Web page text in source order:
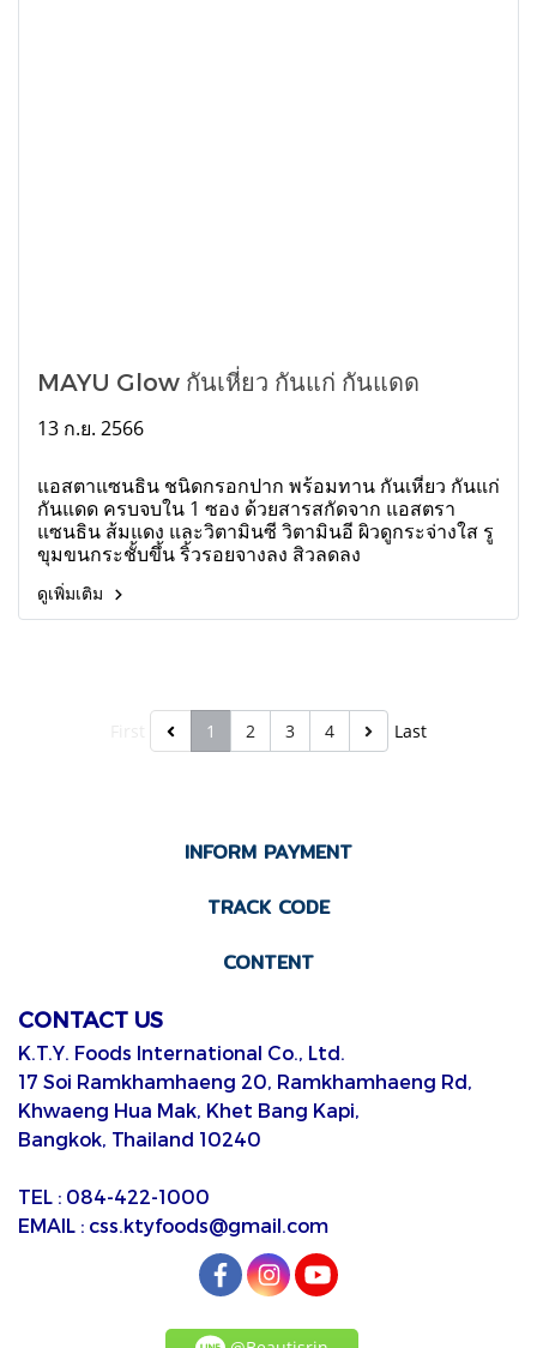
MAYU Glow กันเหี่ยว กันแก่ กันแดด
13 ก.ย. 2566
แอสตาแซนธิน ชนิดกรอกปาก พร้อมทาน กันเหี่ยว กันแก่
กันแดด ครบจบใน 1 ซอง ด้วยสารสกัดจาก แอสตรา
แซนธิน ส้มแดง และวิตามินซี วิตามินอี ผิวดูกระจ่างใส รู
ขุมขนกระชั้บขึ้น ริ้วรอยจางลง สิวลดลง
ดูเพิ่มเติม
1 2 3 4 Last
INFORM PAYMENT
TRACK CODE
CONTENT
CONTACT US
K.T.Y. Foods International Co., Ltd.
17 Soi Ramkhamhaeng 20, Ramkhamhaeng Rd,
Khwaeng Hua Mak, Khet Bang Kapi,
Bangkok, Thailand 10240
TEL : 084-422-1000
EMAIL : css.ktyfoods@gmail.com